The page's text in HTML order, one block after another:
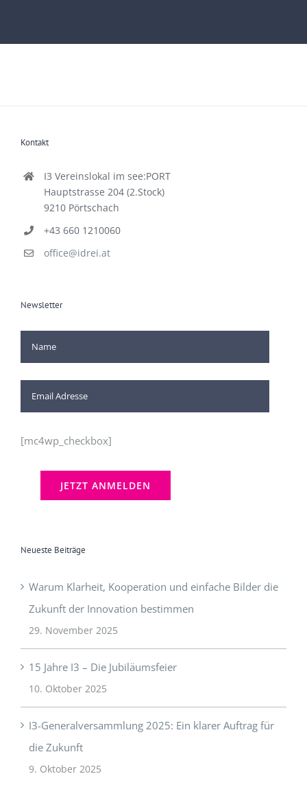
Kontakt
I3 Vereinslokal im see:PORT
Hauptstrasse 204 (2.Stock)
9210 Pörtschach
+43 660 1210060
office@idrei.at
Newsletter
[mc4wp_checkbox]
Neueste Beiträge
Warum Klarheit, Kooperation und einfache Bilder die
Zukunft der Innovation bestimmen
29. November 2025
15 Jahre I3 – Die Jubiläumsfeier
10. Oktober 2025
I3-Generalversammlung 2025: Ein klarer Auftrag für
die Zukunft
9. Oktober 2025